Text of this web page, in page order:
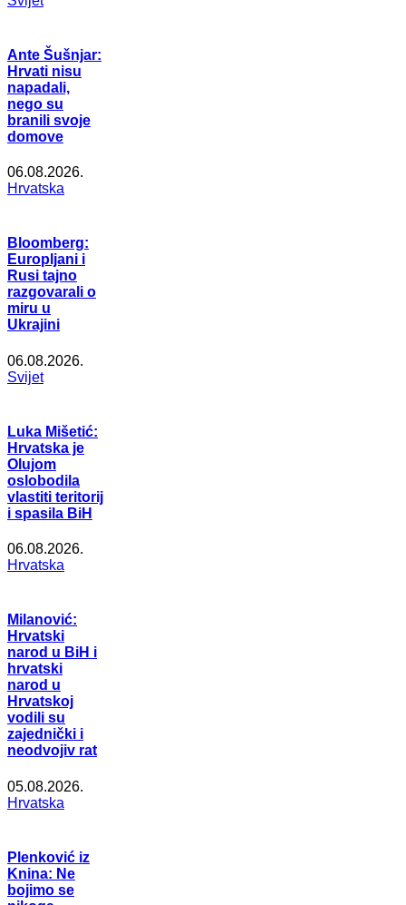
Ante Šušnjar:
Hrvati nisu
napadali,
nego su
branili svoje
domove
06.08.2026.
Hrvatska
Bloomberg:
Europljani i
Rusi tajno
razgovarali o
miru u
Ukrajini
06.08.2026.
Svijet
Luka Mišetić:
Hrvatska je
Olujom
oslobodila
vlastiti teritorij
i spasila BiH
06.08.2026.
Hrvatska
Milanović:
Hrvatski
narod u BiH i
hrvatski
narod u
Hrvatskoj
vodili su
zajednički i
neodvojiv rat
05.08.2026.
Hrvatska
Plenković iz
Knina: Ne
bojimo se